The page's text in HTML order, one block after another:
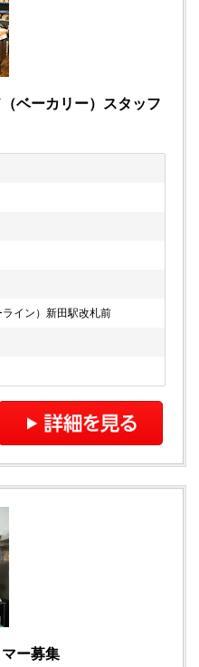
ベーカリー）スタッフ
イン）新田駅改札前
ー募集